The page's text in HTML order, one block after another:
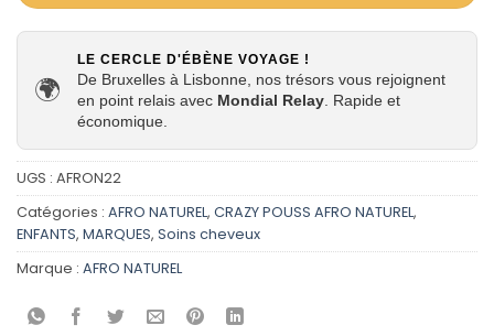
🌍
LE CERCLE D'ÉBÈNE VOYAGE !
De Bruxelles à Lisbonne, nos trésors vous rejoignent
en point relais avec Mondial Relay. Rapide et
économique.
UGS : AFRON22
Catégories : AFRO NATUREL, CRAZY POUSS AFRO NATUREL,
ENFANTS, MARQUES, Soins cheveux
Marque : AFRO NATUREL